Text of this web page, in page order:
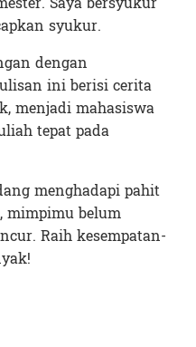
syukur.
dengan
ini berisi cerita
menjadi mahasiswa
tepat pada
menghadapi pahit
mimpimu belum
Raih kesempatan-